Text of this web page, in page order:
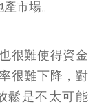
市場。
很難使得資金
很難下降，對
鬆是不太可能